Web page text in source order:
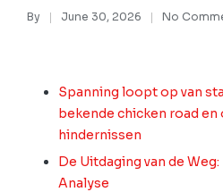
By June 30, 2026 No
Spanning loopt op van
bekende chicken road en
hindernissen
De Uitdaging van de
Analyse